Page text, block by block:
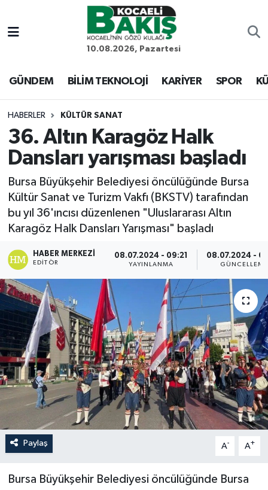
10.08.2026, Pazartesi
GÜNDEM BİLİM TEKNOLOJİ KARİYER SPOR
HABERLER KÜLTÜR SANAT
36. Altın Karagöz Halk
Dansları yarışması başladı
Bursa Büyükşehir Belediyesi öncülüğünde Bursa
Kültür Sanat ve Turizm Vakfı (BKSTV) tarafından
bu yıl 36'ıncısı düzenlenen "Uluslararası Altın
Karagöz Halk Dansları Yarışması" başladı
HABER MERKEZI
EDITÖR
08.07.2024 - 09:21
YAYINLANMA
08.07.2024 -
GÜNCELLEME
Paylaş A- A+
Bursa Büyükşehir Belediyesi öncülüğünde Bursa
Kocaeli Nöbetçi Eczaneler
Kocaeli Hava Durumu
Süper Lig Puan Durumu ve Fikstür
Tüm Manşetler
Son Dakika Haberleri
Haber Arşivi